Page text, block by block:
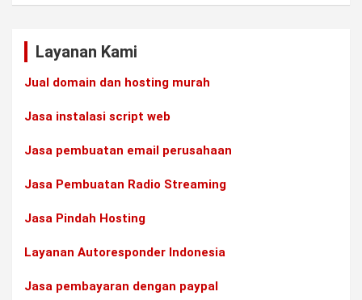
Layanan Kami
Jual domain dan hosting murah
Jasa instalasi script web
Jasa pembuatan email perusahaan
Jasa Pembuatan Radio Streaming
Jasa Pindah Hosting
Layanan Autoresponder Indonesia
Jasa pembayaran dengan paypal